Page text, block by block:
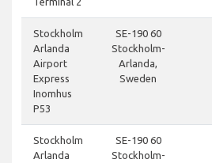
Stockholm
Arlanda
Airport
Express
Inomhus
P53
SE-190 60
Stockholm-
Arlanda,
Sweden
Stockholm
Arlanda
SE-190 60
Stockholm-